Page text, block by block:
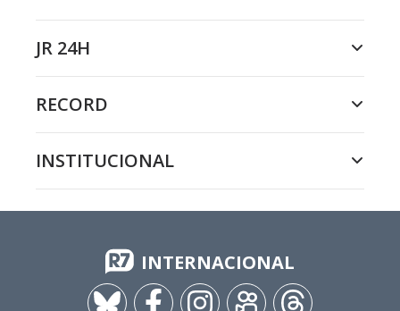
JR 24H
RECORD
INSTITUCIONAL
INTERNACIONAL